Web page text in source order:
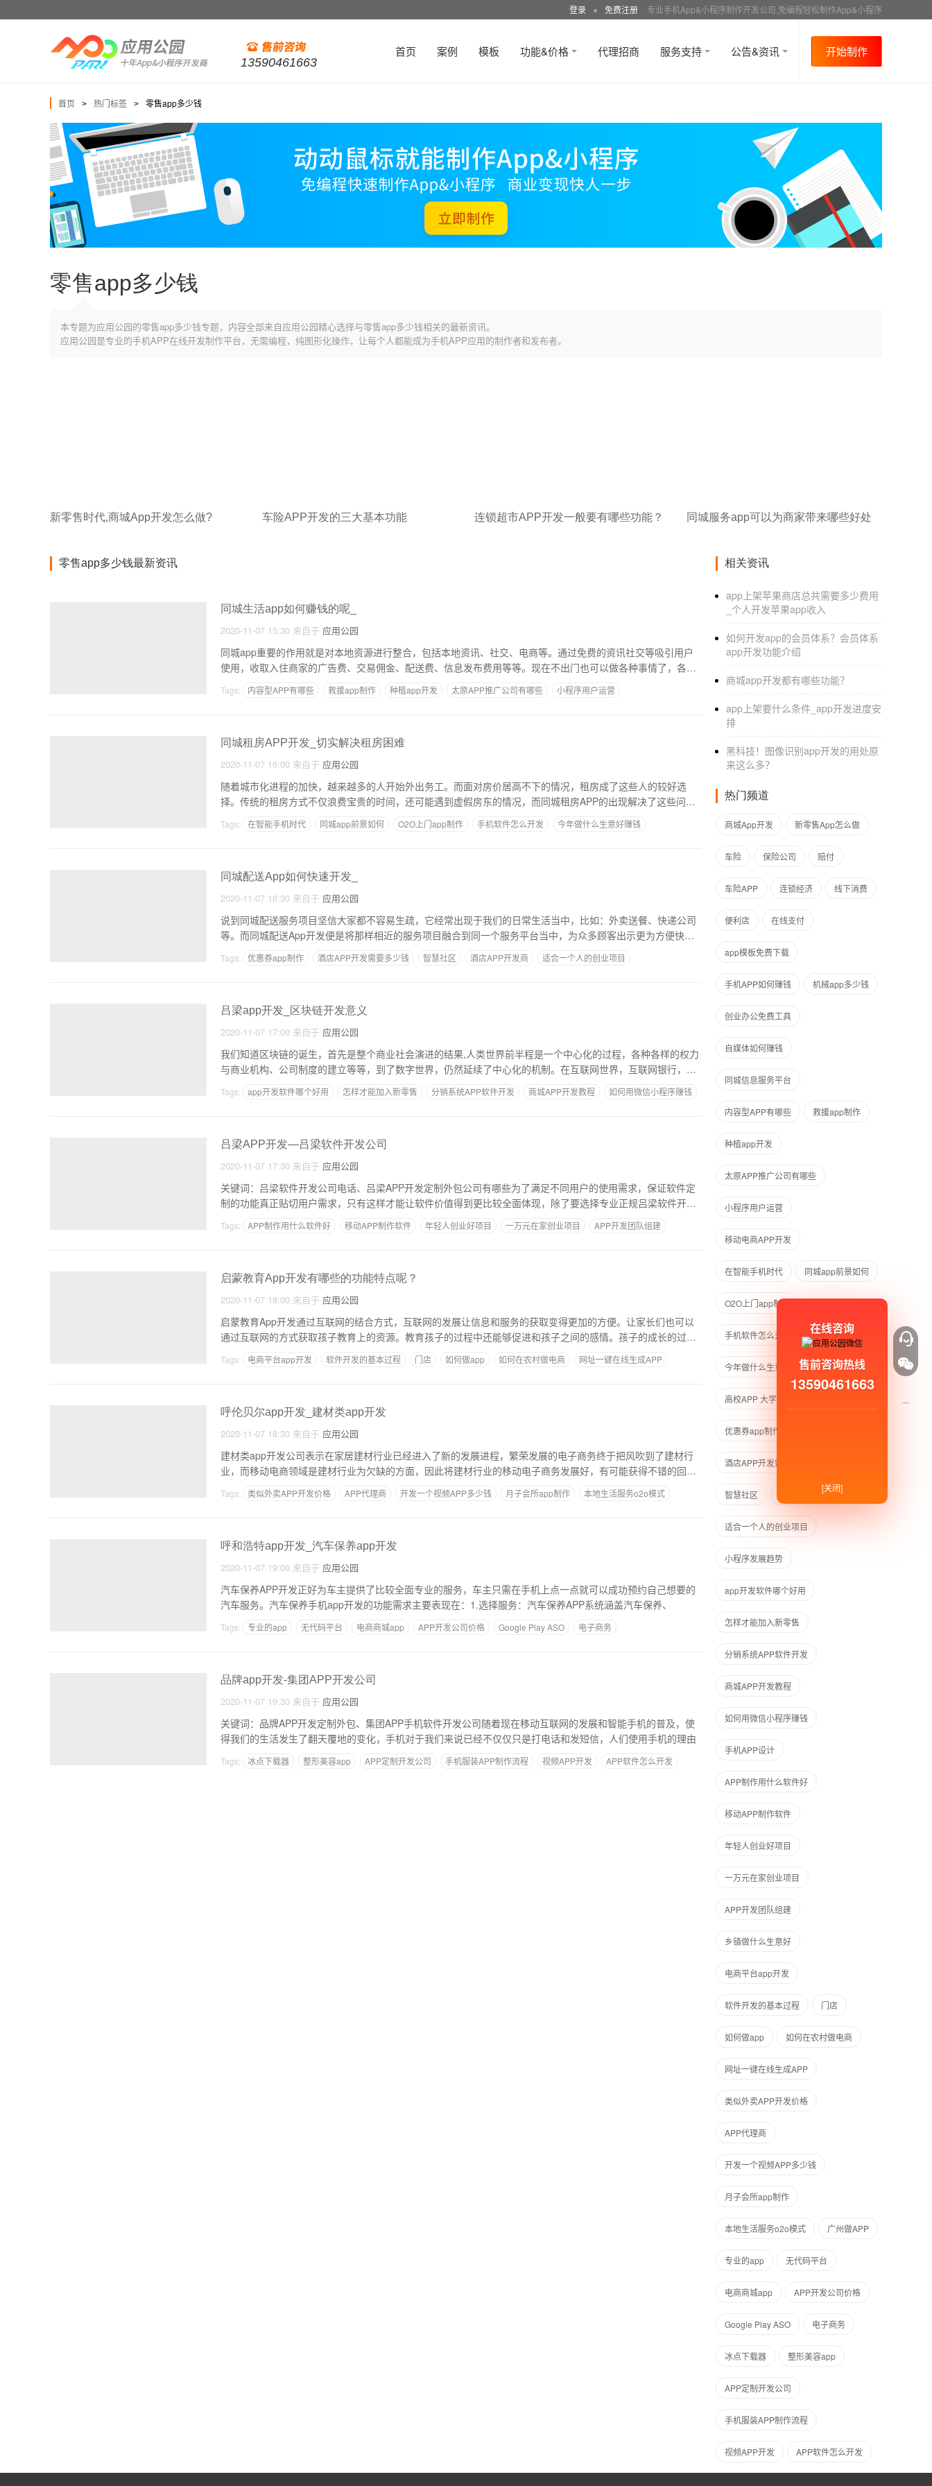
登录 ● 免费注册 专业手机App&小程序制作开发公司,免编程轻松制作App&小程序
13590461663
首页 案例 模板 功能&价格 代理招商 服务支持 公告&资讯 开始制作
首页 > 热门标签 > 零售app多少钱
零售app多少钱
本专题为应用公园的零售app多少钱专题，内容全部来自应用公园精心选择与零售app多少钱相关的最新资讯。
应用公园是专业的手机APP在线开发制作平台，无需编程，纯图形化操作，让每个人都能成为手机APP应用的制作者和发布者。
新零售时代,商城App开发怎么做? 车险APP开发的三大基本功能 连锁超市APP开发一般要有哪些功能？ 同城服务app可以为商家带来哪些好处
零售app多少钱最新资讯
同城生活app如何赚钱的呢_
2020-11-07 15:30 来自于 应用公园
同城app重要的作用就是对本地资源进行整合，包括本地资讯、社交、电商等。通过免费的资讯社交等吸引用户
使用，收取入住商家的广告费、交易佣金、配送费、信息发布费用等等。现在不出门也可以做各种事情了，各种
Tags: 内容型APP有哪些 救援app制作 种植app开发 太原APP推广公司有哪些
小程序用户运营
同城租房APP开发_切实解决租房困难
2020-11-07 16:00 来自于 应用公园
随着城市化进程的加快，越来越多的人开始外出务工。而面对房价居高不下的情况，租房成了这些人的较好选
择。传统的租房方式不仅浪费宝贵的时间，还可能遇到虚假房东的情况，而同城租房APP的出现解决了这些问
Tags: 在智能手机时代 同城app前景如何 O2O上门app制作 手机软件怎么开发
今年做什么生意好赚钱
同城配送App如何快速开发_
2020-11-07 16:30 来自于 应用公园
说到同城配送服务项目坚信大家都不容易生疏，它经常出现于我们的日常生活当中，比如：外卖送餐、快递公司
等。而同城配送App开发便是将那样相近的服务项目融合到同一个服务平台当中，为众多顾客出示更为方便快捷
Tags: 优惠券app制作 酒店APP开发需要多少钱 智慧社区 酒店APP开发商
适合一个人的创业项目
吕梁app开发_区块链开发意义
2020-11-07 17:00 来自于 应用公园
我们知道区块链的诞生，首先是整个商业社会演进的结果,人类世界前半程是一个中心化的过程，各种各样的权力
与商业机构、公司制度的建立等等，到了数字世界，仍然延续了中心化的机制。在互联网世界，互联网银行，微
Tags: app开发软件哪个好用 怎样才能加入新零售 分销系统APP软件开发 商城APP开发教程
如何用微信小程序赚钱
吕梁APP开发—吕梁软件开发公司
2020-11-07 17:30 来自于 应用公园
关键词：吕梁软件开发公司电话、吕梁APP开发定制外包公司有哪些为了满足不同用户的使用需求，保证软件定
制的功能真正贴切用户需求，只有这样才能让软件价值得到更比较全面体现，除了要选择专业正规吕梁软件开发
Tags: APP制作用什么软件好 移动APP制作软件 年轻人创业好项目 一万元在家创业项目
APP开发团队组建
启蒙教育App开发有哪些的功能特点呢？
2020-11-07 18:00 来自于 应用公园
启蒙教育App开发通过互联网的结合方式，互联网的发展让信息和服务的获取变得更加的方便。让家长们也可以
通过互联网的方式获取孩子教育上的资源。教育孩子的过程中还能够促进和孩子之间的感情。孩子的成长的过程
Tags: 电商平台app开发 软件开发的基本过程 门店 如何做app 如何在农村做电商 网址一键在线生成APP
呼伦贝尔app开发_建材类app开发
2020-11-07 18:30 来自于 应用公园
建材类app开发公司表示在家居建材行业已经进入了新的发展进程，繁荣发展的电子商务终于把风吹到了建材行
业，而移动电商领域是建材行业为欠缺的方面，因此将建材行业的移动电子商务发展好，有可能获得不错的回报
Tags: 类似外卖APP开发价格 APP代理商 开发一个视频APP多少钱 月子会所app制作
本地生活服务o2o模式
呼和浩特app开发_汽车保养app开发
2020-11-07 19:00 来自于 应用公园
汽车保养APP开发正好为车主提供了比较全面专业的服务，车主只需在手机上点一点就可以成功预约自己想要的
汽车服务。汽车保养手机app开发的功能需求主要表现在：1.选择服务：汽车保养APP系统涵盖汽车保养、
Tags: 专业的app 无代码平台 电商商城app APP开发公司价格 Google Play ASO 电子商务
品牌app开发-集团APP开发公司
2020-11-07 19:30 来自于 应用公园
关键词：品牌APP开发定制外包、集团APP手机软件开发公司随着现在移动互联网的发展和智能手机的普及，使
得我们的生活发生了翻天覆地的变化，手机对于我们来说已经不仅仅只是打电话和发短信，人们使用手机的理由
Tags: 冰点下载器 整形美容app APP定制开发公司 手机服装APP制作流程 视频APP开发 APP软件怎么开发
相关资讯
app上架苹果商店总共需要多少费用
_个人开发苹果app收入
如何开发app的会员体系？会员体系
app开发功能介绍
商城app开发都有哪些功能？
app上架要什么条件_app开发进度安
排
黑科技！图像识别app开发的用处原
来这么多？
热门频道
商城App开发 新零售App怎么做
车险 保险公司 赔付
车险APP 连锁经济 线下消费
便利店 在线支付
app模板免费下载
手机APP如何赚钱 机械app多少钱
创业办公免费工具
自媒体如何赚钱
同城信息服务平台
内容型APP有哪些 救援app制作
种植app开发
太原APP推广公司有哪些
小程序用户运营
移动电商APP开发
在智能手机时代 同城app前景如何
O2O上门app制作
手机软件怎么开发
今年做什么生意好赚钱
高校APP 大学生社交APP
优惠券app制作
酒店APP开发需要多少钱
智慧社区 酒店APP开发商
适合一个人的创业项目
小程序发展趋势
app开发软件哪个好用
怎样才能加入新零售
分销系统APP软件开发
商城APP开发教程
如何用微信小程序赚钱
手机APP设计
APP制作用什么软件好
移动APP制作软件
年轻人创业好项目
一万元在家创业项目
APP开发团队组建
乡镇做什么生意好
电商平台app开发
软件开发的基本过程 门店
如何做app 如何在农村做电商
网址一键在线生成APP
类似外卖APP开发价格
APP代理商
开发一个视频APP多少钱
月子会所app制作
本地生活服务o2o模式 广州做APP
专业的app 无代码平台
电商商城app APP开发公司价格
Google Play ASO 电子商务
冰点下载器 整形美容app
APP定制开发公司
手机服装APP制作流程
视频APP开发 APP软件怎么开发
在线咨询
售前咨询热线
13590461663
[关闭]